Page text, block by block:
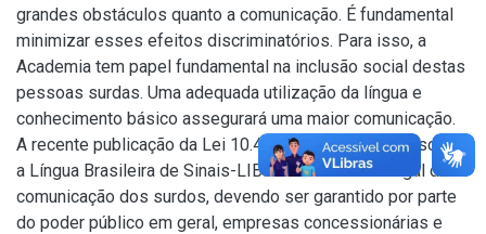
grandes obstáculos quanto a comunicação. É fundamental
minimizar esses efeitos discriminatórios. Para isso, a
Academia tem papel fundamental na inclusão social destas
pessoas surdas. Uma adequada utilização da língua e
conhecimento básico assegurará uma maior comunicação.
A recente publicação da Lei 10.436, de 2002, dispõe sobre
a Língua Brasileira de Sinais-LIBRAS como meio legal de
comunicação dos surdos, devendo ser garantido por parte
do poder público em geral, empresas concessionárias e